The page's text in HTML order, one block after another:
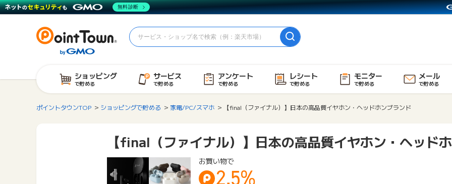
ショッピング
で貯める
サービス
で貯める
アンケート
で貯める
レシート
で貯める
モニター
で貯める
メール
で貯める
ポイントタウンTOP ショッピングで貯める 家電/PC/スマホ 【final（ファイナル）】日本の高品質イヤホン・ヘッドホンブランド
【final（ファイナル）】日本の高品質イヤホン・ヘッド
お買い物で
2.5%
無料診断